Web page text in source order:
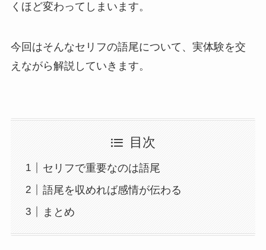
くほど変わってしまいます。
今回はそんなセリフの語尾について、実体験を交
えながら解説していきます。
目次
セリフで重要なのは語尾
語尾を収めれば感情が伝わる
まとめ